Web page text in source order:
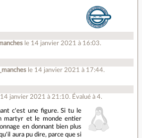
le 14 janvier 2021 à 16:03.
le 14 janvier 2021 à 17:44.
14 janvier 2021 à 21:10. Évalué à 4.
c'est une figure. Si tu le
martyr et le monde entier
en donnant bien plus
aura pu dire, parce que si